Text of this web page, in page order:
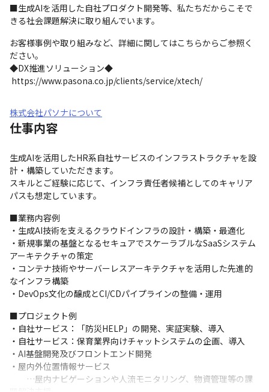
■生成AIを活用した自社プロダクト開発等、私たちだからこそで
きる社会課題解決に取り組んでいます。
お客様事例や取り組みなど、詳細に関してはこちらからご参照く
ださい。
◆DX推進ソリューション◆
https://www.pasona.co.jp/clients/service/xtech/
株式会社パソナについて
仕事内容
生成AIを活用したHR系自社サービスのインフラストラクチャを設
計・構築していただきます。
スキルとご経験に応じて、インフラ責任者候補としてのキャリア
パスも想定しています。
■業務内容例
・生成AI技術を支えるクラウドインフラの設計・構築・最適化
・新規事業の基盤となるセキュアでスケーラブルなSaaSシステム
アーキテクチャの策定
・コンテナ技術やサーバーレスアーキテクチャを活用した先進的
なインフラ構築
・DevOps文化の醸成とCI/CDパイプラインの整備・運用
■プロジェクト例
・自社サービス：「防災HELP」の開発、実証実験、導入
・自社サービス：保育業界向けチャットシステムの企画、導入
・AI基盤開発及びフロントエンド開発
・屋内外位置情報サービス
…屋内ナビゲーションや人流モニタリング、物資管理等の課